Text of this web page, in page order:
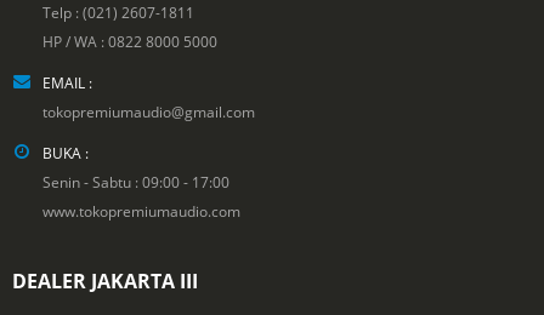
Telp : (021) 2607-1811
HP / WA : 0822 8000 5000
EMAIL :
tokopremiumaudio@gmail.com
BUKA :
Senin - Sabtu : 09:00 - 17:00
www.tokopremiumaudio.com
DEALER JAKARTA III